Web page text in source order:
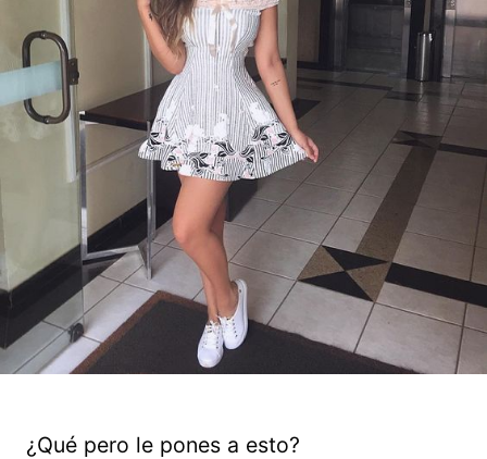
¿Qué pero le pones a esto?